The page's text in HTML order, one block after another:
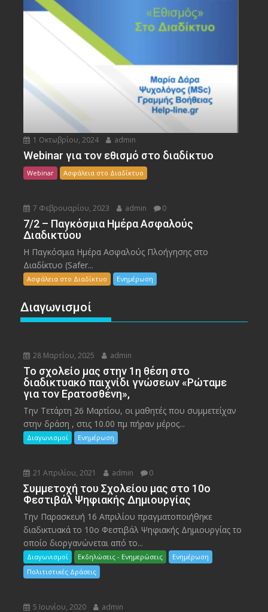
1 Οκτωβρίου, 2024 admin
Webinar για τον εθισμό στο διαδίκτυο
Webinar Ασφάλεια στο Διαδίκτυο
7 Φεβρουαρίου, 2023 admin 0
7/2 – Παγκόσμια Ημέρα Ασφαλούς
Διαδικτύου
Η Παγκόσμια Ημέρα Ασφαλούς Πλοήγησης στο
Διαδίκτυο (Safer...
Ασφάλεια στο Διαδίκτυο Ενημέρωση
Διαγωνισμοί
28 Μαρτίου, 2025 admin
To σχολείο μας στην 1η θέση στο
διαδικτυακό παιχνίδι γνώσεων «Ρώταμε
για τον Ερατοσθένη»,
Την Τετάρτη 26 Μαρτίου, οι μαθητές που συμμετείχαν
στην δράση , στις 10.00 πμ πήραν μέρος...
Διαγωνισμοί Ενημέρωση
21 Απριλίου, 2021 admin 0
Συμμετοχή του Σχολείου μας στο 10ο
Φεστιβάλ Ψηφιακής Δημιουργίας
Την Παρασκευή 16 Απριλίου πραγματοποιήθηκε
διαδικτυακά το 10ο Φεστιβάλ Ψηφιακής Δημιουργίας το
οποίο διοργανώνεται από το...
Διαγωνισμοί Εκδηλώσεις - Ενημερώσεις
Ενημέρωση
Πολιτιστικές Δράσεις
5 Ιουνίου, 2020 admin